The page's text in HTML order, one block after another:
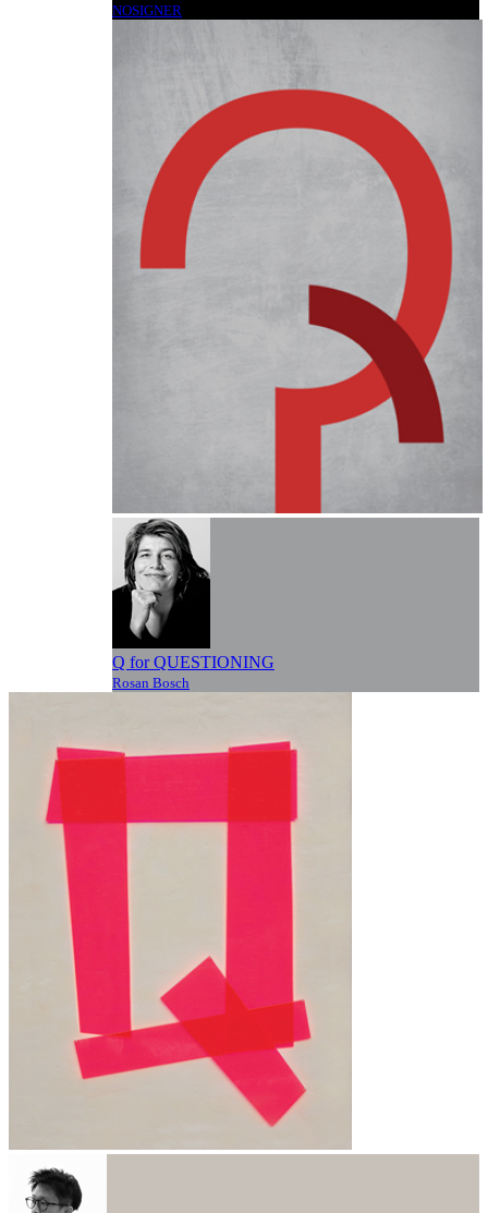
NOSIGNER
Q for QUESTIONING
Rosan Bosch